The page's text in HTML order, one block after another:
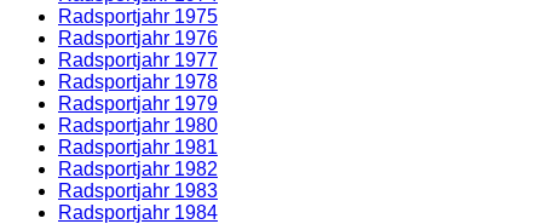
Radsportjahr 1975
Radsportjahr 1976
Radsportjahr 1977
Radsportjahr 1978
Radsportjahr 1979
Radsportjahr 1980
Radsportjahr 1981
Radsportjahr 1982
Radsportjahr 1983
Radsportjahr 1984